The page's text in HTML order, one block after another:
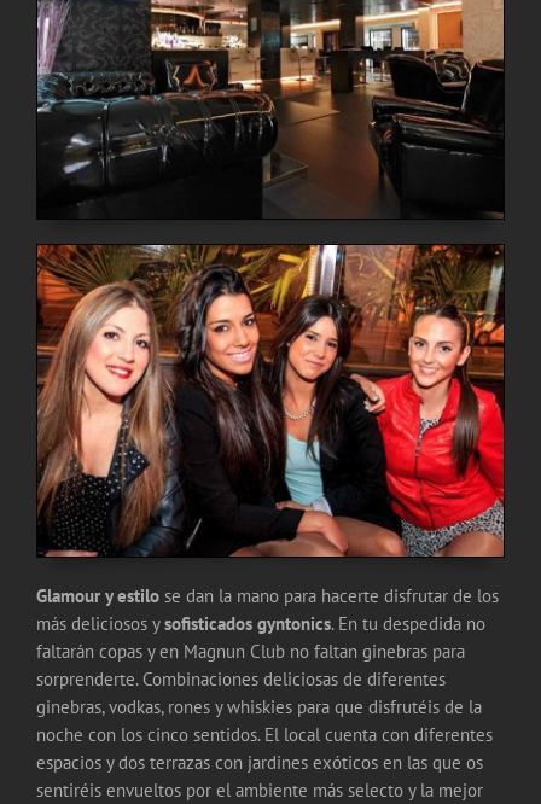
Glamour y estilo se dan la mano para hacerte disfrutar de los
más deliciosos ysofisticados gyntonics. En tu despedida no
faltarán copas y en Magnun Club no faltan ginebras para
sorprenderte. Combinaciones deliciosas de diferentes
ginebras, vodkas, rones y whiskies para que disfrutéis de la
noche con los cinco sentidos. El local cuenta con diferentes
espacios y dos terrazas con jardines exóticos en las que os
sentiréis envueltos por el ambiente más selecto y la mejor